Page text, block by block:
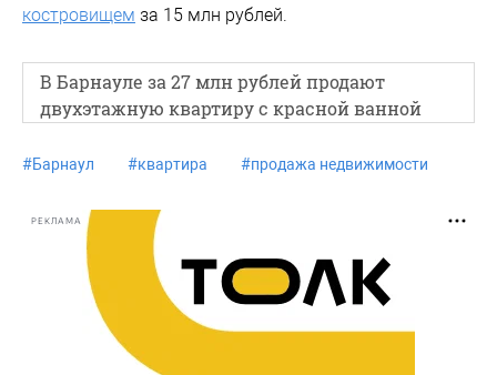
костровищем за 15 млн рублей.
В Барнауле за 27 млн рублей продают
двухэтажную квартиру с красной ванной
#Барнаул #квартира #продажа недвижимости
РЕКЛАМА